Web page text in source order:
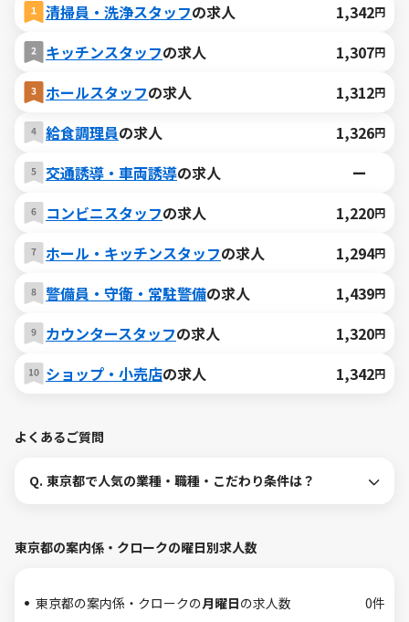
清掃員・洗浄スタッフの求人 1,342円
キッチンスタッフの求人 1,307円
ホールスタッフの求人 1,312円
給食調理員の求人 1,326円
交通誘導・車両誘導の求人
ー
コンビニスタッフの求人 1,220円
ホール・キッチンスタッフの求人 1,294円
警備員・守衛・常駐警備の求人 1,439円
カウンタースタッフの求人 1,320円
ショップ・小売店の求人 1,342円
よくあるご質問
Q. 東京都で人気の業種・職種・こだわり条件は？
東京都の案内係・クロークの曜日別求人数
東京都の案内係・クロークの月曜日の求人数
0件